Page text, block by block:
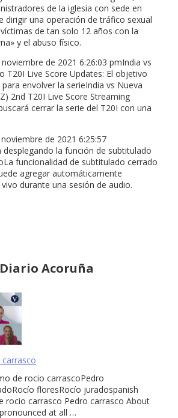
de la iglesia con sede en
dirigir una operación de tráfico sexual
de tan solo 12 años con la
y el abuso físico.
de 2021 6:26:03 pmIndia vs
T20I Live Score Updates: El objetivo
envolver la serieIndia vs Nueva
2nd T20I Live Score Streaming
cerrar la serie del T20I con una
de 2021 6:25:57
desplegando la función de subtitulado
funcionalidad de subtitulado cerrado
agregar automáticamente
durante una sesión de audio.
Acoruña
de rocio carrascoPedro
floresRocío juradospanish
rocio carrasco Pedro carrasco About
at all …